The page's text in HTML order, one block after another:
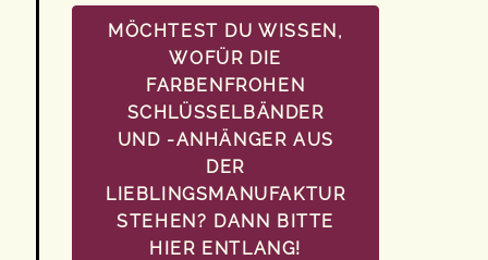
MÖCHTEST DU WISSEN,
WOFÜR DIE
FARBENFROHEN
SCHLÜSSELBÄNDER
UND -ANHÄNGER AUS
DER
LIEBLINGSMANUFAKTUR
STEHEN? DANN BITTE
HIER ENTLANG!